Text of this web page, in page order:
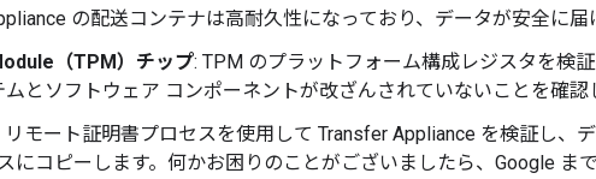
の配送コンテナは高耐久性になっており、データが安全に届
（TPM）チップ: TPM のプラットフォーム構成レジスタを検
とソフトウェア コンポーネントが改ざんされていないことを確認
リモート証明書プロセスを使用して Transfer Appliance を検証し、
にコピーします。何かお困りのことがございましたら、Google ま